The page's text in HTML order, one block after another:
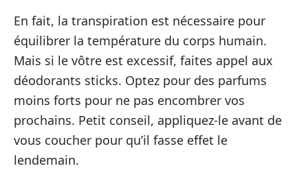
En fait, la transpiration est nécessaire pour
équilibrer la température du corps humain.
Mais si le vôtre est excessif, faites appel aux
déodorants sticks. Optez pour des parfums
moins forts pour ne pas encombrer vos
prochains. Petit conseil, appliquez-le avant de
vous coucher pour qu’il fasse effet le
lendemain.